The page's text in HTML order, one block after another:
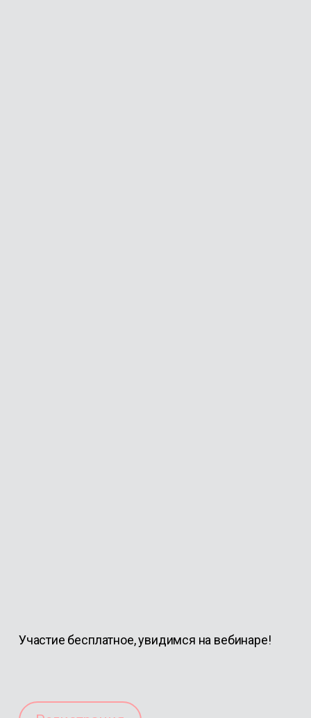
Участие бесплатное, увидимся на вебинаре!